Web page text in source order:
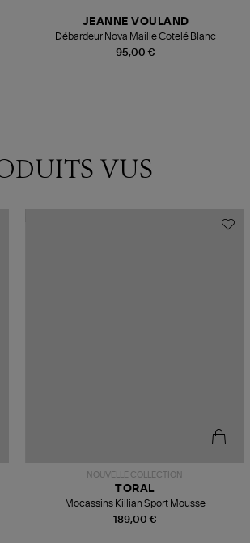
95,00 €
JEANNE VOULAND
Débardeur Nova Maille Cotelé Blanc
VUS
NOUVELLE COLLECTION
189,00 €
TORAL
Mocassins Killian Sport Mousse